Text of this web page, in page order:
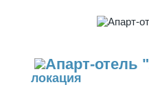
локация